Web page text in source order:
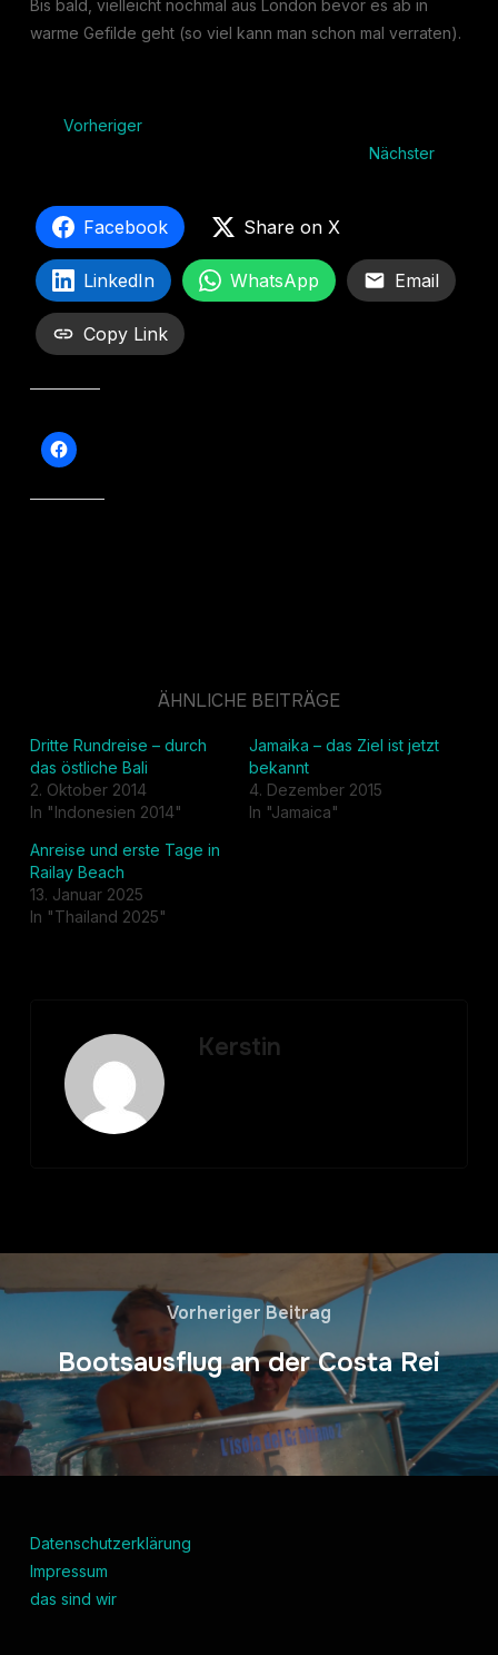
Bis bald, vielleicht nochmal aus London bevor es ab in
warme Gefilde geht (so viel kann man schon mal verraten).
Vorheriger
Nächster
Facebook Share on X
LinkedIn WhatsApp Email
Copy Link
ÄHNLICHE BEITRÄGE
Dritte Rundreise – durch
das östliche Bali
2. Oktober 2014
In "Indonesien 2014"
Jamaika – das Ziel ist jetzt
bekannt
4. Dezember 2015
In "Jamaica"
Anreise und erste Tage in
Railay Beach
13. Januar 2025
In "Thailand 2025"
Kerstin
Vorheriger Beitrag
Bootsausflug an der Costa Rei
Datenschutzerklärung
Impressum
das sind wir